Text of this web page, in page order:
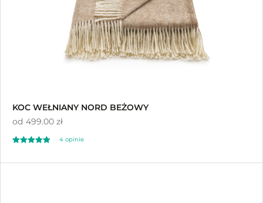
KOC WEŁNIANY NORD BEŻOWY
od 499.00 zł
4 opinie